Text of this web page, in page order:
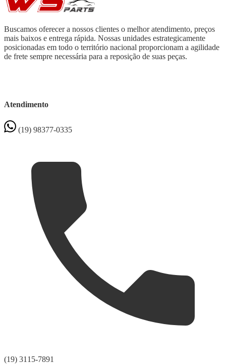
Buscamos oferecer a nossos clientes o melhor atendimento, preços
mais baixos e entrega rápida. Nossas unidades estrategicamente
posicionadas em todo o território nacional proporcionam a agilidade
de frete sempre necessária para a reposição de suas peças.
Atendimento
(19) 98377-0335
(19) 3115-7891